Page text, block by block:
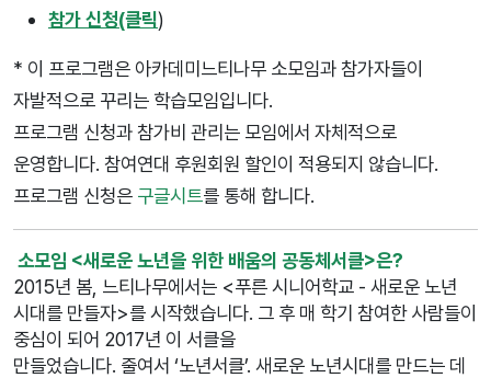
참가 신청(클릭)
* 이 프로그램은 아카데미느티나무 소모임과 참가자들이
자발적으로 꾸리는 학습모임입니다.
프로그램 신청과 참가비 관리는 모임에서 자체적으로
운영합니다. 참여연대 후원회원 할인이 적용되지 않습니다.
프로그램 신청은 구글시트를 통해 합니다.
소모임 <새로운 노년을 위한 배움의 공동체서클>은?
2015년 봄 느티나무에서는 <푸른 시니어학교 - 새로운 노년
시대를 만들자>를 시작했습니다. 그 후 매 학기 참여한 사람들이
중심이 되어 2017년 이 서클을
만들었습니다. 줄여서 ‘노년서클’. 새로운 노년시대를 만드는 데